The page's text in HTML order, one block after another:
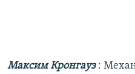
Максим Кронгауз :